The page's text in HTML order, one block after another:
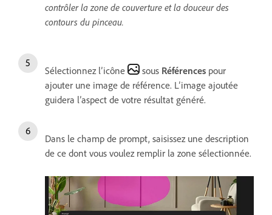
contrôler la zone de couverture et la douceur des
contours du pinceau.
Sélectionnez l’icône sous Références pour
ajouter une image de référence. L’image ajoutée
guidera l’aspect de votre résultat généré.
Dans le champ de prompt, saisissez une description
de ce dont vous voulez remplir la zone sélectionnée.